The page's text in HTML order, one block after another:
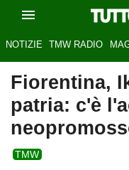
NOTIZIE TMW RADIO
Fiorentina,
patria: c'è
TMW